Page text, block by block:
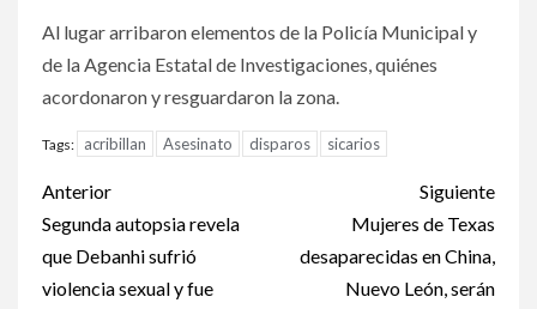
Al lugar arribaron elementos de la Policía Municipal y
de la Agencia Estatal de Investigaciones, quiénes
acordonaron y resguardaron la zona.
Tags: acribillan Asesinato disparos sicarios
Post
navigation
Anterior
Segunda autopsia revela
que Debanhi sufrió
violencia sexual y fue
Siguiente
Mujeres de Texas
desaparecidas en China,
Nuevo León, serán